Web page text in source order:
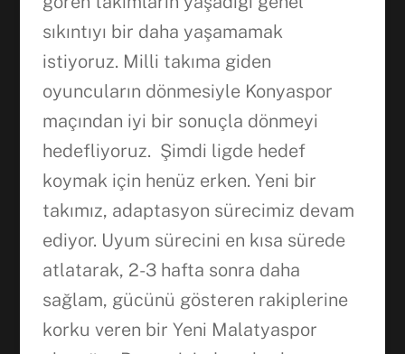
sıkıntıyı bir daha yaşamamak
istiyoruz. Milli takıma giden
oyuncuların dönmesiyle Konyaspor
maçından iyi bir sonuçla dönmeyi
hedefliyoruz. Şimdi ligde hedef
koymak için henüz erken. Yeni bir
takımız, adaptasyon sürecimiz devam
ediyor. Uyum sürecini en kısa sürede
atlatarak, 2-3 hafta sonra daha
sağlam, gücünü gösteren rakiplerine
korku veren bir Yeni Malatyaspor